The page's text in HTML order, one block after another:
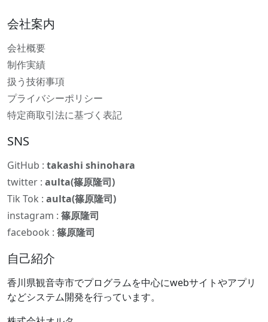
会社案内
会社概要
制作実績
扱う技術事項
プライバシーポリシー
特定商取引法に基づく表記
SNS
GitHub : takashi shinohara
twitter : aulta(篠原隆司)
Tik Tok : aulta(篠原隆司)
instagram : 篠原隆司
facebook : 篠原隆司
自己紹介
香川県観音寺市でプログラムを中心にwebサイトやアプリ
などシステム開発を行っています。